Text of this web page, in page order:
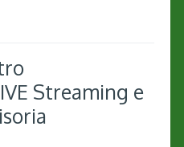
Streaming e